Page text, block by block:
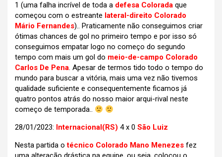
1 (uma falha incrível de toda a defesa Colorada que
começou com o estreante lateral-direito Colorado
Mário Fernandes).. Praticamente não conseguimos criar
ótimas chances de gol no primeiro tempo e por isso só
conseguimos empatar logo no começo do segundo
tempo com mais um gol do meio-de-campo Colorado
Carlos De Pena. Apesar de termos tido todo o tempo do
mundo para buscar a vitória, mais uma vez não tivemos
qualidade suficiente e consequentemente ficamos já
quatro pontos atrás do nosso maior arqui-rival neste
começo de temporada..
28/01/2023: Internacional(RS) 4 x 0 São Luiz
Nesta partida otécnico Colorado Mano Menezes fez